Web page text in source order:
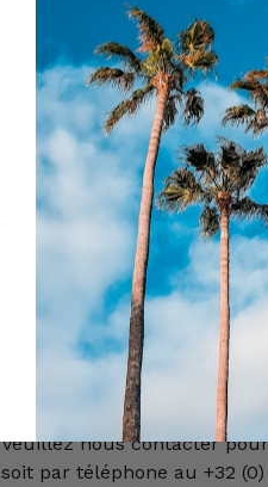
De plus, cet article, réservé
majeures de + de 18 ans,
d'être titulaire, soit d'une
détention modèle 4 en
Gouverneur de Province,
tireur sportif
permis de chasse,
VENTE POSSIBLE
BENELUX (BELGIQUE,
AUCUNE AUTRE
ALLEMAGNE, ...)
Veuillez nous contacter
soit par téléphone au +32